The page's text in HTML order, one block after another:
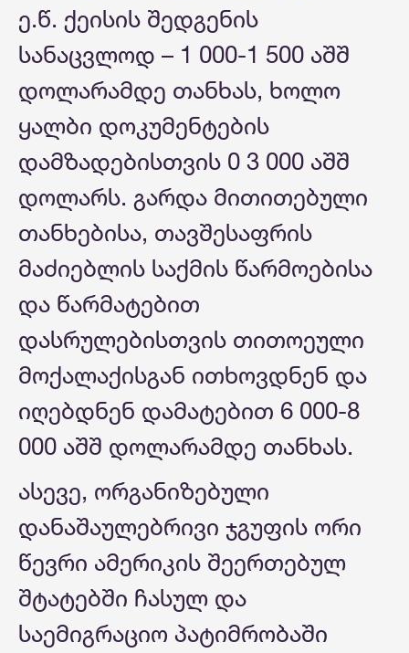
ე.წ. ქეისის შედგენის
სანაცვლოდ – 1 000-1 500 აშშ
დოლარამდე თანხას, ხოლო
ყალბი დოკუმენტების
დამზადებისთვის 0 3 000 აშშ
დოლარს. გარდა მითითებული
თანხებისა, თავშესაფრის
მაძიებლის საქმის წარმოებისა
და წარმატებით
დასრულებისთვის თითოეული
მოქალაქისგან ითხოვდნენ და
იღებდნენ დამატებით 6 000-8
000 აშშ დოლარამდე თანხას.
ასევე, ორგანიზებული
დანაშაულებრივი ჯგუფის ორი
წევრი ამერიკის შეერთებულ
შტატებში ჩასულ და
საემიგრაციო პატიმრობაში